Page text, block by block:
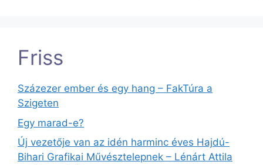
Friss
Százezer ember és egy hang – FakTúra a
Szigeten
Egy marad-e?
Új vezetője van az idén harminc éves Hajdú-
Bihari Grafikai Művésztelepnek – Lénárt Attila